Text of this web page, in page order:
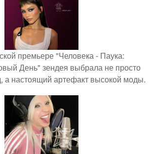
премьере "Человека - Паука:
День" зендея выбрала не просто
а настоящий артефакт высокой моды.